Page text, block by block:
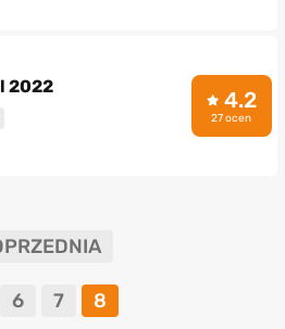
2022 4.2
27 ocen
6 7 8